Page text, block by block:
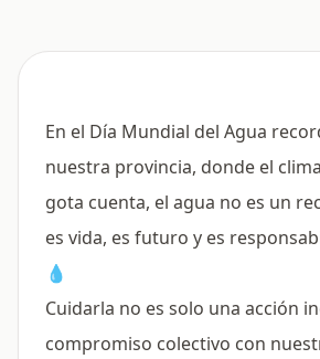
En el Día Mundial del Agua
nuestra provincia, donde el
gota cuenta, el agua no es un
es vida, es futuro y es
💧
Cuidarla no es solo una acción
compromiso colectivo con